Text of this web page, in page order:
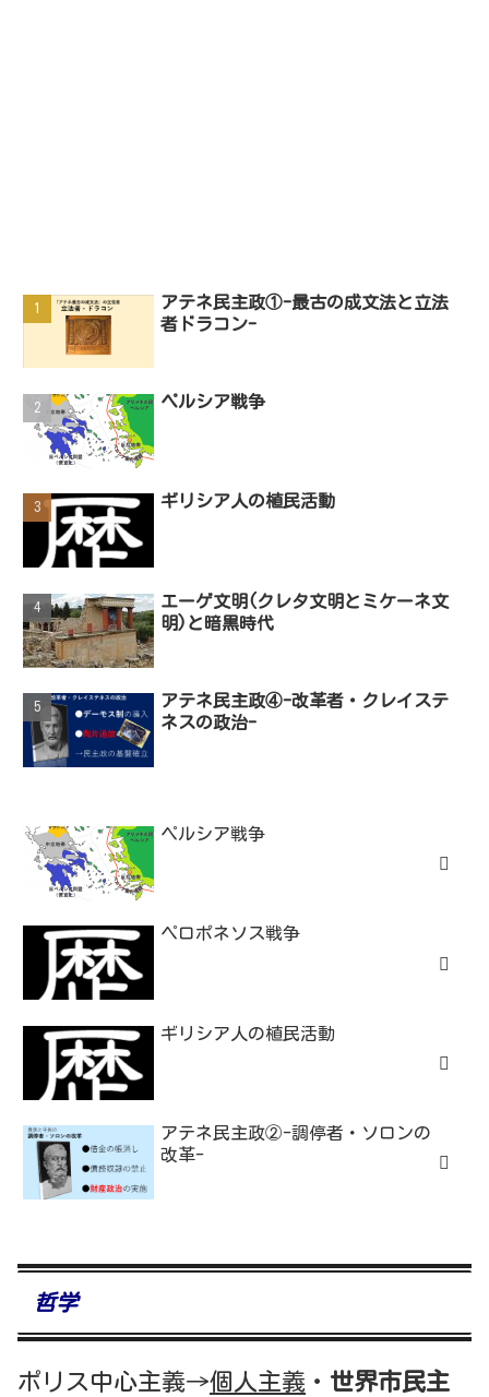
アテネ民主政①-最古の成文法と立法
者ドラコン-
ペルシア戦争
ギリシア人の植民活動
エーゲ文明(クレタ文明とミケーネ文
明)と暗黒時代
アテネ民主政④-改革者・クレイステ
ネスの政治-
ペルシア戦争
ペロポネソス戦争
ギリシア人の植民活動
アテネ民主政②-調停者・ソロンの
改革-
哲学
ポリス中心主義→個人主義 ・ 世界市民主